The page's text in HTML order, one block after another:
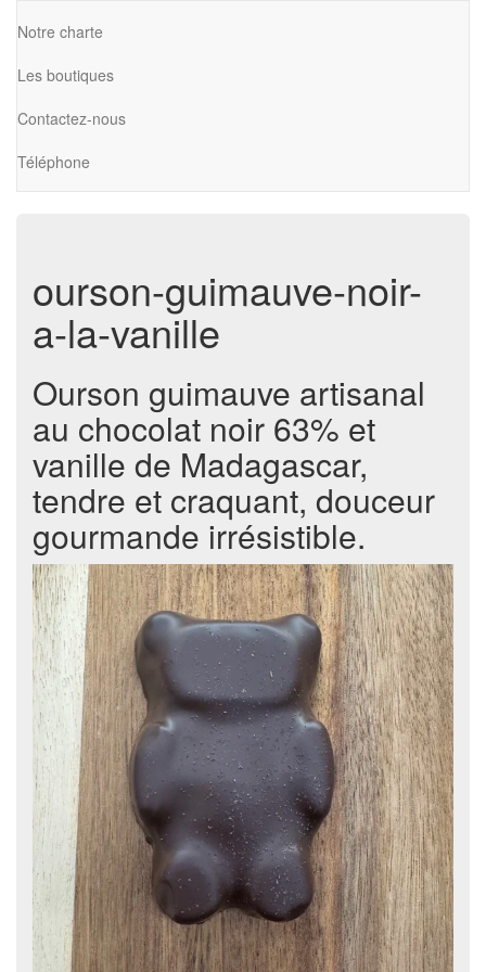
Notre charte
Les boutiques
Contactez-nous
Téléphone
ourson-guimauve-noir-
a-la-vanille
Ourson guimauve artisanal
au chocolat noir 63% et
vanille de Madagascar,
tendre et craquant, douceur
gourmande irrésistible.